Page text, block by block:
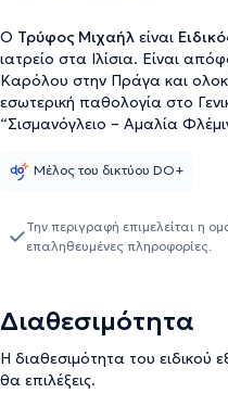
Ο Τρύφος Μιχαήλ είναι
ιατρείο στα Ιλίσια. Είναι
Καρόλου στην Πράγα και
εσωτερική παθολογία στο
“Σισμανόγλειο – Αμαλία
επιμελητής παθολόγος στο
υπηρεσίες υγείας
του. Τέλος, ο ιατρός
Μέλος του δικτύου DO+
Την περιγραφή επιμελείται η
επαληθευμένες πληροφορίες.
Διαθεσιμότητα
Η διαθεσιμότητα του
θα επιλέξεις.